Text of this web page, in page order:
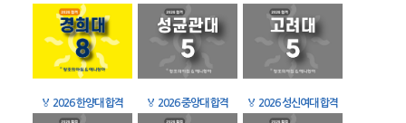
🏅 2026 한양대 합격 🏅 2026 중앙대 합격 🏅 2026 성신여대 합격